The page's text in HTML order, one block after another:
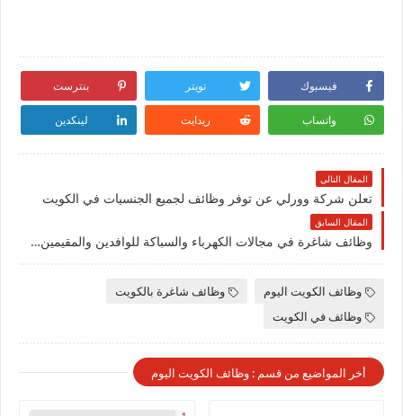
فيسبوك تويتر بنترست
واتساب ريدايت لينكدين
المقال التالي
تعلن شركة وورلي عن توفر وظائف لجميع الجنسيات في الكويت
المقال السابق
وظائف شاغرة في مجالات الكهرباء والسباكة للوافدين والمقيمين في الكويت لعام 2026
وظائف الكويت اليوم
وظائف شاغرة بالكويت
وظائف في الكويت
أخر المواضيع من قسم : وظائف الكويت اليوم